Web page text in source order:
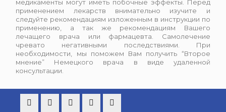
медикаменты могут иметь побочные эффекты. Перед
применением лекарств внимательно изучите и
следуйте рекомендациям изложенным в инструкции по
применению, а так же рекомендациям Вашего
лечащего врача или фармацевта. Самолечение
чревато негативными последствиями. При
необходимости, мы поможем Вам получить “Второе
мнение” Немецкого врача в виде удаленной
консультации.